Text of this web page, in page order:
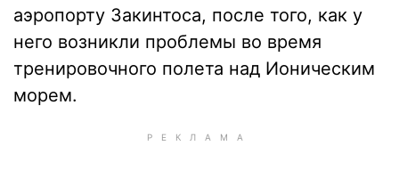
аэропорту Закинтоса, после того, как у
него возникли проблемы во время
тренировочного полета над Ионическим
морем.